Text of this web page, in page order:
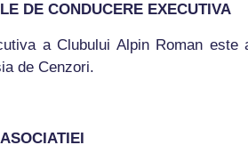
DE CONDUCERE EXECUTIVA
a Clubului Alpin Roman este
de Cenzori.